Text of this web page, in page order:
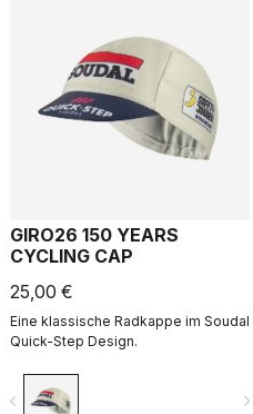
GIRO26 150 YEARS
CYCLING CAP
25,00 €
Eine klassische Radkappe im Soudal
Quick-Step Design.
navigate_before